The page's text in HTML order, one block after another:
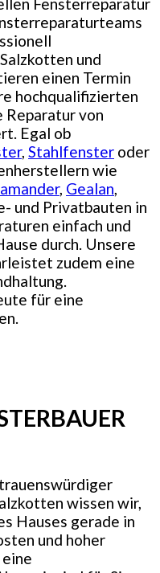
und
einen Termin
hochqualifizierten
Reparatur von
Egal ob
, Stahlfenster oder
wie
, Gealan,
und Privatbauten in
einfach und
durch. Unsere
zudem eine
für eine
wissen wir,
Hauses gerade in
und hoher